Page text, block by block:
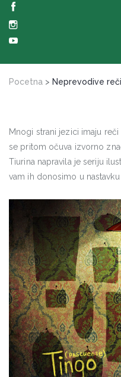
Pocetna > Neprevodive
Mnogi strani jezici imaju
se pritom očuva izvorno
Tiurina napravila je seriju
vam ih donosimo u nastavku